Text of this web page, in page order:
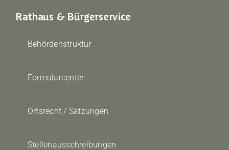
Rathaus & Bürgerservice
Behördenstruktur
Formularcenter
Ortsrecht / Satzungen
Stellenausschreibungen